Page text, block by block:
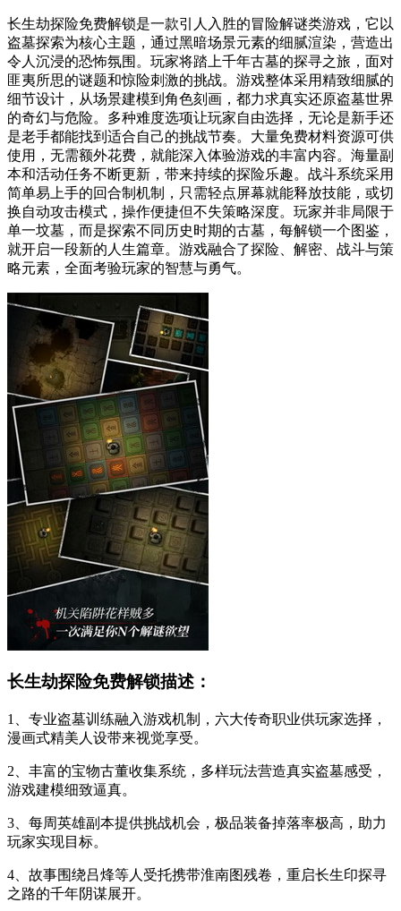
长生劫探险免费解锁是一款引人入胜的冒险解谜类游戏，它以
盗墓探索为核心主题，通过黑暗场景元素的细腻渲染，营造出
令人沉浸的恐怖氛围。玩家将踏上千年古墓的探寻之旅，面对
匪夷所思的谜题和惊险刺激的挑战。游戏整体采用精致细腻的
细节设计，从场景建模到角色刻画，都力求真实还原盗墓世界
的奇幻与危险。多种难度选项让玩家自由选择，无论是新手还
是老手都能找到适合自己的挑战节奏。大量免费材料资源可供
使用，无需额外花费，就能深入体验游戏的丰富内容。海量副
本和活动任务不断更新，带来持续的探险乐趣。战斗系统采用
简单易上手的回合制机制，只需轻点屏幕就能释放技能，或切
换自动攻击模式，操作便捷但不失策略深度。玩家并非局限于
单一坟墓，而是探索不同历史时期的古墓，每解锁一个图鉴，
就开启一段新的人生篇章。游戏融合了探险、解密、战斗与策
略元素，全面考验玩家的智慧与勇气。
长生劫探险免费解锁描述：
1、专业盗墓训练融入游戏机制，六大传奇职业供玩家选择，
漫画式精美人设带来视觉享受。
2、丰富的宝物古董收集系统，多样玩法营造真实盗墓感受，
游戏建模细致逼真。
3、每周英雄副本提供挑战机会，极品装备掉落率极高，助力
玩家实现目标。
4、故事围绕吕烽等人受托携带淮南图残卷，重启长生印探寻
之路的千年阴谋展开。